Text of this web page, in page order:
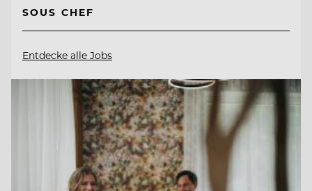
SOUS CHEF
Entdecke alle Jobs